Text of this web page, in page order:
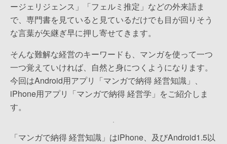
ージェリジェンス」「フェルミ推定」などの外来語ま
で、専門書を見ていると見ているだけでも目が回りそう
な言葉が矢継ぎ早に押し寄せてきます。
そんな難解な経営のキーワードも、マンガを使って一つ
一つ覚えていければ、自然と身につくようになります。
今回はAndroid用アプリ「マンガで納得 経営知識」、
iPhone用アプリ「マンガで納得 経営学」をご紹介しま
す。
「マンガで納得 経営知識」はiPhone、及びAndroid1.5以